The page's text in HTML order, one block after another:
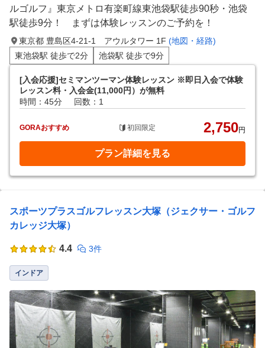
ルゴルフ』東京メトロ有楽町線東池袋駅徒歩90秒・池袋
駅徒歩9分！ まずは体験レッスンのご予約を！
東京都 豊島区4-21-1 アウルタワー 1F (地図・経路)
東池袋駅 徒歩で2分
池袋駅 徒歩で9分
[入会応援]セミマンツーマン体験レッスン ※即日入会で体験
レッスン料・入会金(11,000円）が無料
時間：45分
回数：1
GORAおすすめ 初回限定 2,750円
プラン詳細を見る
スポーツプラスゴルフレッスン大塚（ジェクサー・ゴルフ
カレッジ大塚）
4.4 3件
インドア